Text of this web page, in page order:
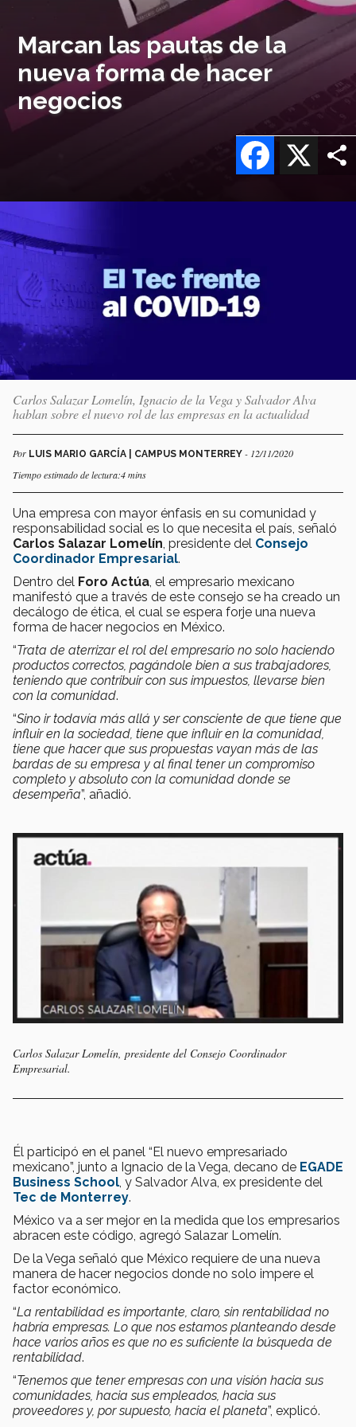
Marcan las pautas de la
nueva forma de hacer
negocios
X
Facebook
o
logo
Carlos Salazar Lomelín, Ignacio de la Vega y Salvador Alva
hablan sobre el nuevo rol de las empresas en la actualidad
Por LUIS MARIO GARCÍA | CAMPUS MONTERREY - 12/11/2020
Tiempo estimado de lectura:4 mins
Una empresa con mayor énfasis en su comunidad y
responsabilidad social es lo que necesita el país, señaló
Carlos Salazar Lomelín , presidente del Consejo
Coordinador Empresarial.
Dentro del Foro Actúa , el empresario mexicano
manifestó que a través de este consejo se ha creado un
decálogo de ética, el cual se espera forje una nueva
forma de hacer negocios en México.
“Trata de aterrizar el rol del empresario no solo haciendo
productos correctos, pagándole bien a sus trabajadores,
teniendo que contribuir con sus impuestos, llevarse bien
con la comunidad.
“Sino ir todavía más allá y ser consciente de que tiene que
influir en la sociedad, tiene que influir en la comunidad,
tiene que hacer que sus propuestas vayan más de las
bardas de su empresa y al final tener un compromiso
completo y absoluto con la comunidad donde se
desempeña”, añadió.
Carlos Salazar Lomelín, presidente del Consejo Coordinador
Empresarial.
Él participó en el panel “El nuevo empresariado
mexicano”, junto a Ignacio de la Vega, decano de EGADE
Business School, y Salvador Alva, ex presidente del
Tec de Monterrey.
México va a ser mejor en la medida que los empresarios
abracen este código, agregó Salazar Lomelín.
De la Vega señaló que México requiere de una nueva
manera de hacer negocios donde no solo impere el
factor económico.
“La rentabilidad es importante, claro, sin rentabilidad no
habría empresas. Lo que nos estamos planteando desde
hace varios años es que no es suficiente la búsqueda de
rentabilidad.
“Tenemos que tener empresas con una visión hacia sus
comunidades, hacia sus empleados, hacia sus
proveedores y, por supuesto, hacia el planeta”, explicó.